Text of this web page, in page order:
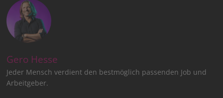
Gero Hesse
Jeder Mensch verdient den bestmöglich passenden Job und
Arbeitgeber.